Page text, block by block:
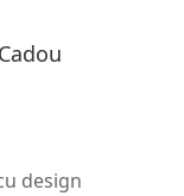
design